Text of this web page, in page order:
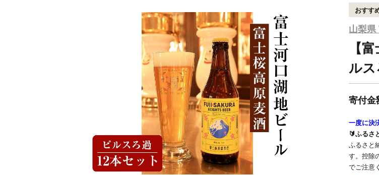
おすす
山梨県
【
ルス
寄付金
一度に決
🔰ふるさ
ふるさと
す。控除
でご注意